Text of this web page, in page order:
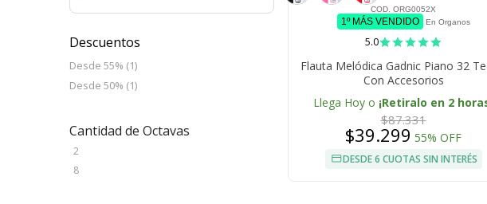
Descuentos
Desde 55% (1)
Desde 50% (1)
Cantidad de Octavas
2
8
COD. ORG0052X
1º MÁS VENDIDO En Organos
5.0
Flauta Melódica Gadnic Piano 32
Con Accesorios
Llega Hoy o ¡Retiralo en 2
$87.331
$39.299 55% OFF
DESDE 6 CUOTAS SIN INTERÉS